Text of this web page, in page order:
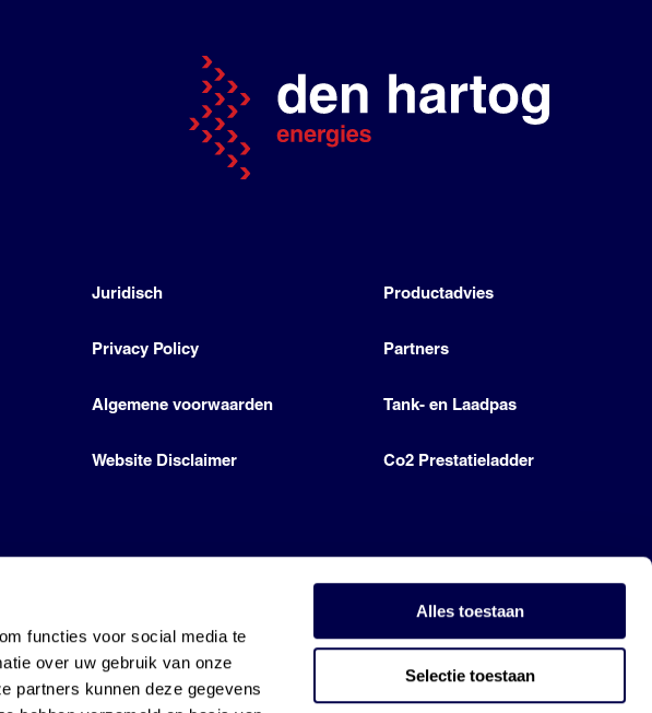
functies voor social media te
over uw gebruik van onze
partners kunnen deze gegevens
Alles toestaan
Selectie toestaan
Juridisch
Privacy Policy
Algemene voorwaarden
Website Disclaimer
Productadvies
Partners
Tank- en Laadpas
Co2 Prestatieladder